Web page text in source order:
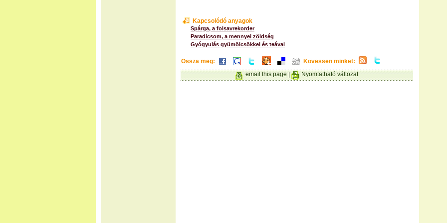
Kapcsolódó anyagok
Spárga, a folsavrekorder
Paradicsom, a mennyei zöldség
Gyógyulás gyümölcsökkel és teával
Ossza meg:
Kövessen minket:
email this page
Nyomtatható változat